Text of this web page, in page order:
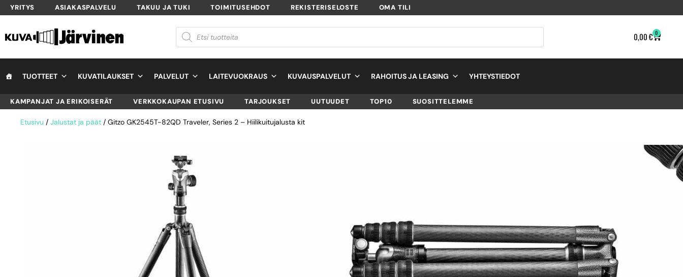
YRITYS ASIAKASPALVELU TAKUU JA TUKI TOIMITUSEHDOT REKISTERISELOSTE OMA TILI
0,00€ 0
TUOTTEET KUVATILAUKSET PALVELUT LAITEVUOKRAUS KUVAUSPALVELUT RAHOITUS JA LEASING YHTEYSTIEDOT
KAMPANJAT JA ERIKOISERÄT VERKKOKAUPAN ETUSIVU TARJOUKSET UUTUUDET TOP10 SUOSITTELEMME
Etusivu / Jalustat ja päät / Gitzo GK2545T-82QD Traveler, Series 2 – Hiilikuitujalusta kit
TUOTTEEN SAATAVUUS
Oma varasto: Ei varastossa. (Toimitus 7-9 pv)